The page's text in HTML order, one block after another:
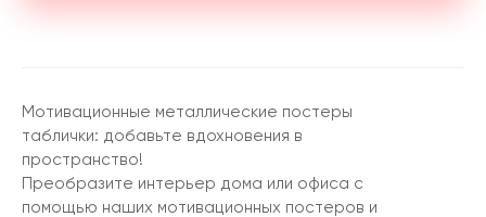
Мотивационные металлические постеры
таблички: добавьте вдохновения в
пространство!
Преобразите интерьер дома или офиса с
помощью наших мотивационных постеров и